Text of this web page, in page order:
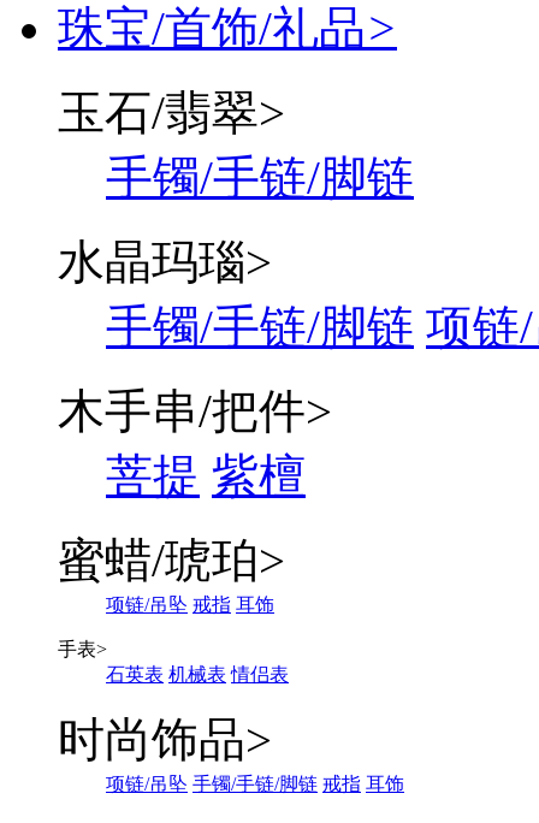
珠宝/首饰/礼品>
玉石/翡翠>
手镯/手链/脚链
水晶玛瑙>
手镯/手链/脚链 项链
木手串/把件>
菩提 紫檀
蜜蜡/琥珀>
项链/吊坠 戒指 耳饰
手表>
石英表 机械表 情侣表
时尚饰品>
项链/吊坠 手镯/手链/脚链 戒指 耳饰